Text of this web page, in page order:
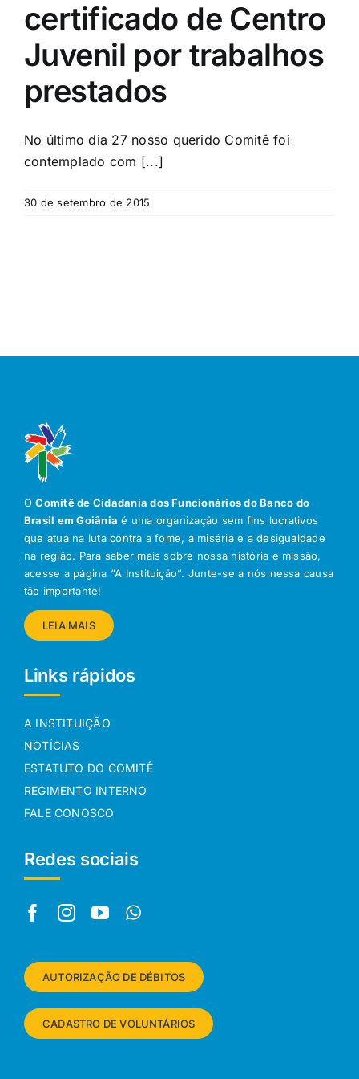
certificado de Centro
Juvenil por trabalhos
prestados
No último dia 27 nosso querido Comitê foi
contemplado com [...]
30 de setembro de 2015
OComitê de Cidadania dos Funcionários do Banco do
Brasil em Goiânia é uma organização sem fins lucrativos
que atua na luta contra a fome, a miséria e a desigualdade
na região. Para saber mais sobre nossa história e missão,
acesse a página “A Instituição”. Junte-se a nós nessa causa
tão importante!
LEIA MAIS
Links rápidos
A INSTITUIÇÃO
NOTÍCIAS
ESTATUTO DO COMITÊ
REGIMENTO INTERNO
FALE CONOSCO
Redes sociais
AUTORIZAÇÃO DE DÉBITOS
CADASTRO DE VOLUNTÁRIOS